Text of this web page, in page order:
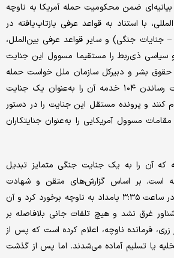
ضمن محکومیت حمله آمریکا به ناوچه
با استناد به قواعد عرفی بازتاب‌‌یافته در
ماده۸ اساسنامه رم (بند۲ – جنایات جنگی) و سایر قواعد عرفی بین‌الملل،
سیاسی ذی‌ربط را مستقیما مسوول این جنایت
بشر و دبیرکل سازمان ملل خواست حمله
به ناوچه دنا و به شهادت رساندن ۱۰۴ خدمه آن را به‌عنوان یک جنایت
و پرونده مستقل این جنایت را در دستور
مسوول آمریکایی را به‌عنوان جنایتکاران
که آن را به یک جنایت جنگی متمایز تبدیل
است. بر اساس گزارش‌های متقن و شهادت
شاهدان عینی، اولین اژدر در ساعت ۳:۳۵ بامداد به ناوچه برخورد کرد و آن
غرق نشد و هیچ تلفات جانی بلافاصله بر
فرمانده ناوچه، اعلام کرده است که پس از
یا تسلیم آماده می‌شدند. اما پس از گذشت